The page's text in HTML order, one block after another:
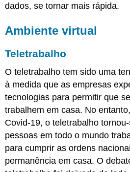
dados, se tornar mais rápida.
Ambiente virtual
Teletrabalho
O teletrabalho tem sido uma
à medida que as empresas
tecnologias para permitir que
trabalhem em casa. No
Covid-19, o teletrabalho
pessoas em todo o mundo
para cumprir as ordens
permanência em casa. O